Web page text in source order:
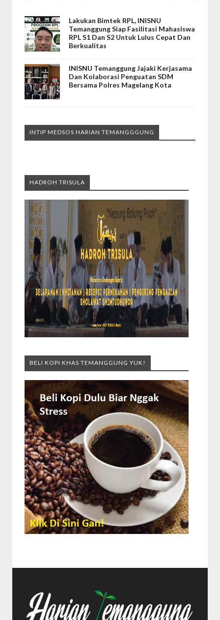
Lakukan Bimtek RPL, INISNU
Temanggung Siap Fasilitasi Mahasiswa
RPL S1 Dan S2 Untuk Lulus Cepat Dan
Berkualitas
INISNU Temanggung Jajaki Kerjasama
Dan Kolaborasi Penguatan SDM
Bersama Polres Magelang Kota
INTIP MEDSOS HARIAN TEMANGGGUNG
HADROH TRISULA
BELI KOPI KHAS TEMANGGUNG YUK!